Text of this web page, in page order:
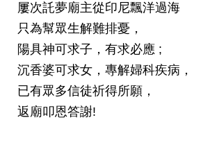
屢次託夢廟主從印尼飄洋過海
只為幫眾生解難排憂，
陽具神可求子，有求必應 ;
沉香婆可求女，專解婦科疾病，
已有眾多信徒祈得所願，
返廟叩恩答謝!